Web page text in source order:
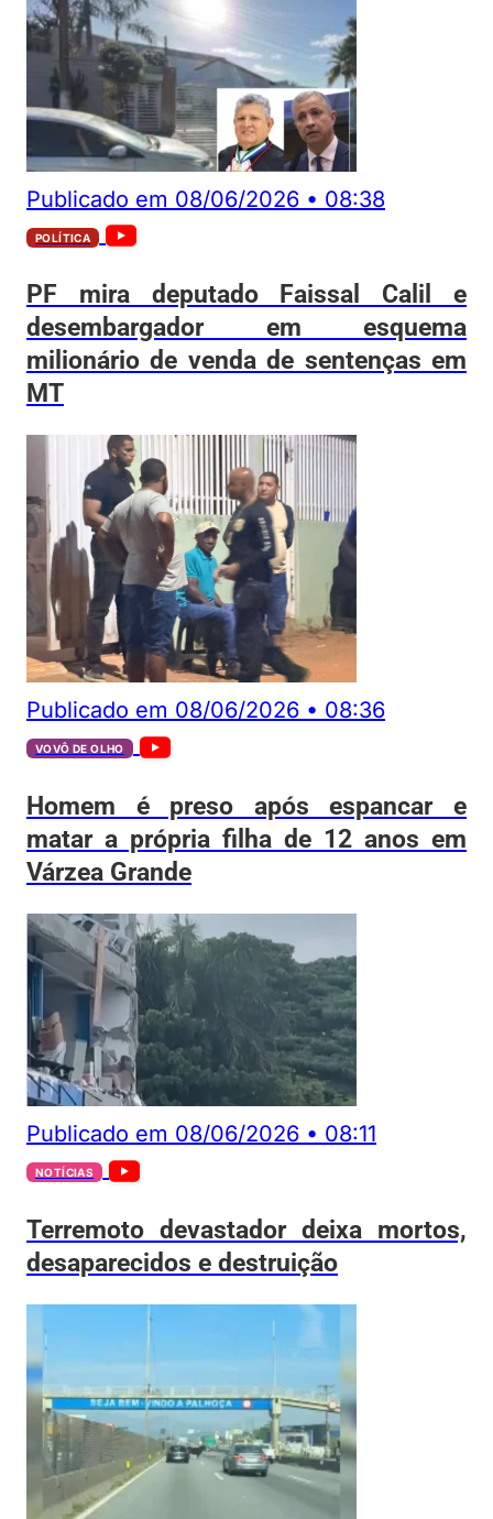
Publicado em 08/06/2026 • 08:38
POLÍTICA
PF mira deputado Faissal Calil e
desembargador em esquema
milionário de venda de sentenças em
MT
Publicado em 08/06/2026 • 08:36
VOVÔ DE OLHO
Homem é preso após espancar e
matar a própria filha de 12 anos em
Várzea Grande
Publicado em 08/06/2026 • 08:11
NOTÍCIAS
Terremoto devastador deixa mortos,
desaparecidos e destruição